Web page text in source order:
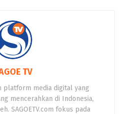
TV
platform media digital yang
mencerahkan di Indonesia,
SAGOETV.com fokus pada